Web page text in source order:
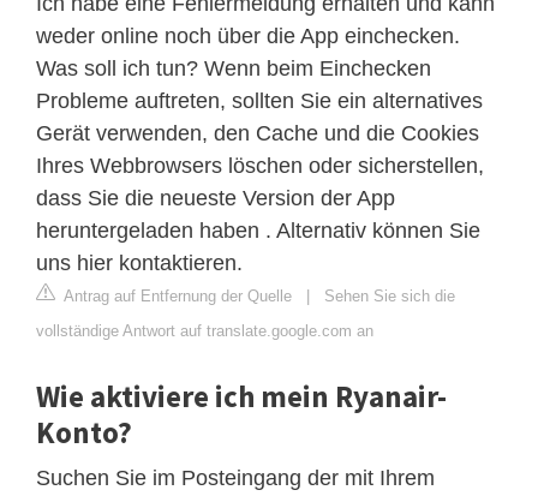
weder online noch über die App einchecken.
Was soll ich tun? Wenn beim Einchecken
Probleme auftreten, sollten Sie ein alternatives
Gerät verwenden, den Cache und die Cookies
Ihres Webbrowsers löschen oder sicherstellen,
dass Sie die neueste Version der App
heruntergeladen haben . Alternativ können Sie
uns hier kontaktieren.
Antrag auf Entfernung der Quelle | Sehen Sie sich die
vollständige Antwort auf translate.google.com an
Wie aktiviere ich mein Ryanair-
Konto?
Suchen Sie im Posteingang der mit Ihrem